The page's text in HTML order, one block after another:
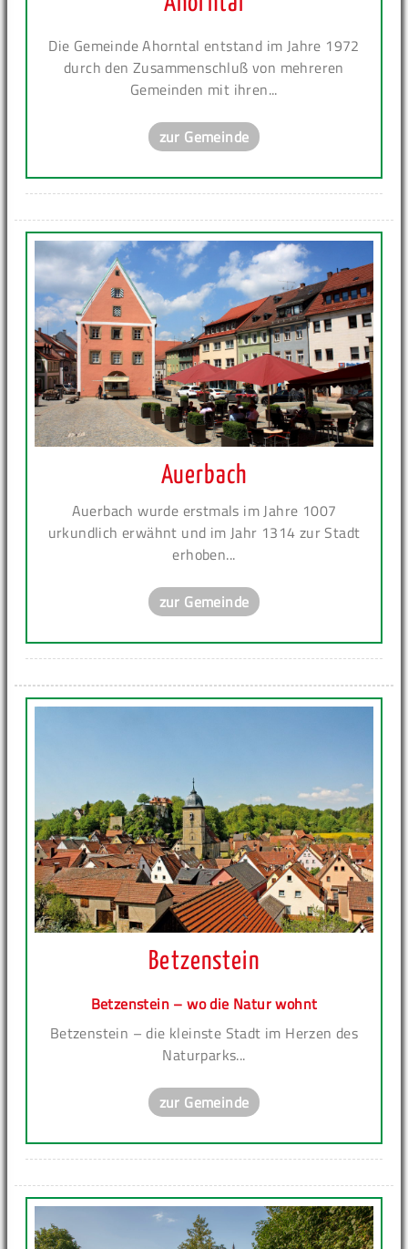
Die Gemeinde Ahorntal entstand im Jahre 1972
durch den Zusammenschluß von mehreren
Gemeinden mit ihren...
zur Gemeinde
Auerbach
Auerbach wurde erstmals im Jahre 1007
urkundlich erwähnt und im Jahr 1314 zur Stadt
erhoben...
zur Gemeinde
Betzenstein
Betzenstein – wo die Natur wohnt
Betzenstein – die kleinste Stadt im Herzen des
Naturparks...
zur Gemeinde